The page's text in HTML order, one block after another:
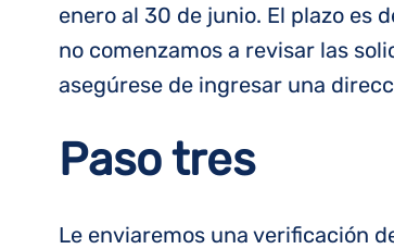
enero al 30 de junio. El plazo es
no comenzamos a revisar las
asegúrese de ingresar una
Paso tres
Le enviaremos una verificación